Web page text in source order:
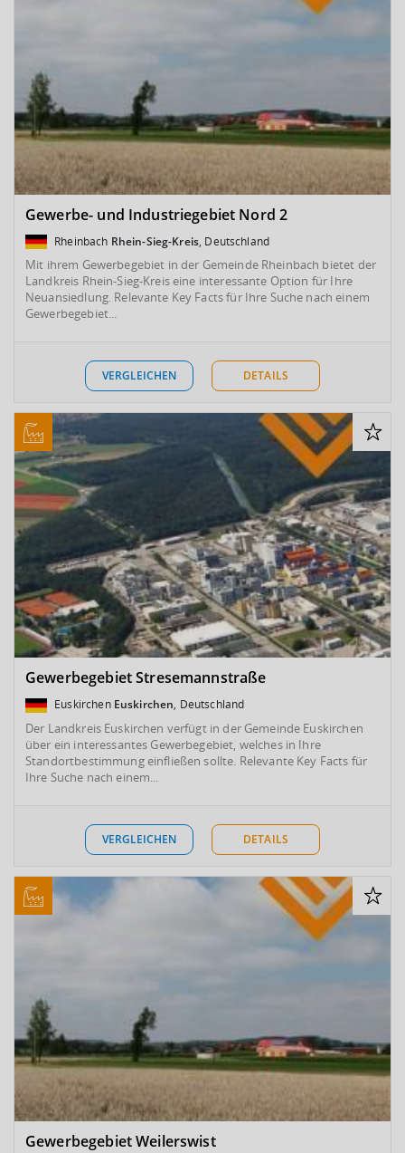
Gewerbe- und Industriegebiet Nord 2
Rheinbach Rhein-Sieg-Kreis, Deutschland
Mit ihrem Gewerbegebiet in der Gemeinde Rheinbach bietet der
Landkreis Rhein-Sieg-Kreis eine interessante Option für Ihre
Neuansiedlung. Relevante Key Facts für Ihre Suche nach einem
Gewerbegebiet...
VERGLEICHEN DETAILS
Gewerbegebiet Stresemannstraße
Euskirchen Euskirchen, Deutschland
Der Landkreis Euskirchen verfügt in der Gemeinde Euskirchen
über ein interessantes Gewerbegebiet, welches in Ihre
Standortbestimmung einfließen sollte. Relevante Key Facts für
Ihre Suche nach einem...
VERGLEICHEN DETAILS
Gewerbegebiet Weilerswist